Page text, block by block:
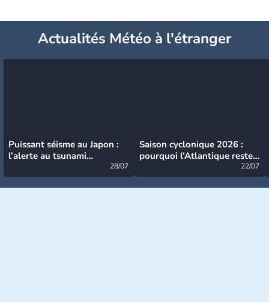
Actualités Météo à l'étranger
Puissant séisme au Japon :
l’alerte au tsunami
28/07
Saison cyclonique 2026 :
pourquoi l’Atlantique reste
22/07